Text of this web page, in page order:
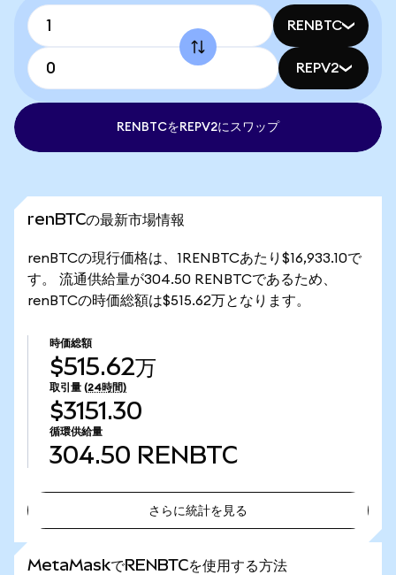
RENBTC
REPV2
RENBTCをREPV2にスワップ
renBTCの最新市場情報
renBTCの現行価格は、1RENBTCあたり$16,933.10で
す。 流通供給量が304.50 RENBTCであるため、
renBTCの時価総額は$515.62万となります。
時価総額
$515.62万
取引量 (24時間)
$3151.30
循環供給量
304.50 RENBTC
さらに統計を見る
MetaMaskでRENBTCを使用する方法